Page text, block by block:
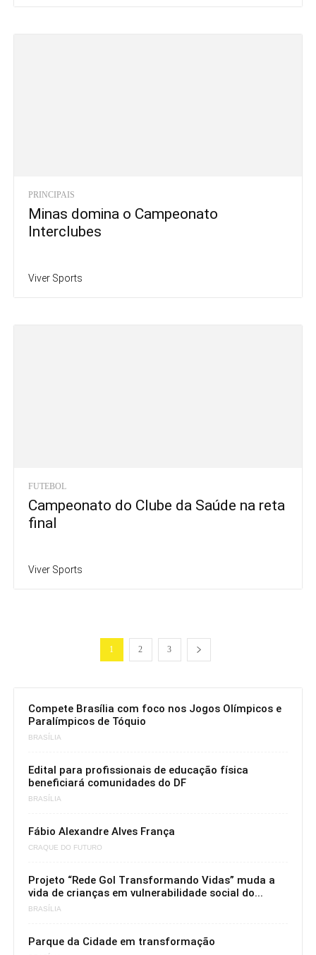
PRINCIPAIS
Minas domina o Campeonato
Interclubes
Viver Sports
FUTEBOL
Campeonato do Clube da Saúde na reta
final
Viver Sports
1 2 3
Compete Brasília com foco nos Jogos Olímpicos e
Paralímpicos de Tóquio
BRASÍLIA
Edital para profissionais de educação física
beneficiará comunidades do DF
BRASÍLIA
Fábio Alexandre Alves França
CRAQUE DO FUTURO
Projeto “Rede Gol Transformando Vidas” muda a
vida de crianças em vulnerabilidade social do...
BRASÍLIA
Parque da Cidade em transformação